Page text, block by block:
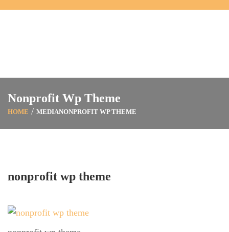
Nonprofit Wp Theme
HOME MEDIANONPROFIT WP THEME
nonprofit wp theme